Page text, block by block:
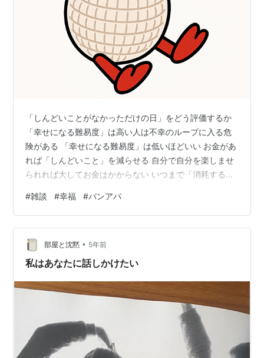
「しんどいことがなかっただけの日」をどう評価するか
「幸せになる難易度」は高い人は不幸のループに入る危
険がある 「幸せになる難易度」は低いほどいい お金があ
れば「しんどいこと」を減らせる 自分で自分を楽しませ
られれば大してお金はかからない いつまで「消耗する」
るか 「負担の重い業務がなかった日」、「満員電車に乗
らなくて済んだ日」、「特に何もしなかったおかげで体
力を温存できた日」など、「しんどいことがなかっただ
け日」をどう評価するだろうか。 こういう日を「何もな
かった日」とする人と、「しんどいことがなかったから
#雑談 #幸福 #バンアパ
部屋と沈黙 • 5年前
私はあなたに話しかけたい